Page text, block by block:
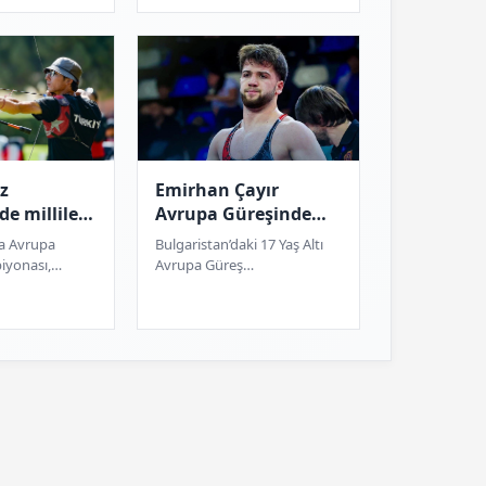
29
kez profesyonel kano ve
yelken ekipman...
milliler
Avrupa
Emirhan Çayır
Avrupa Güreşinde
Şampiyonası'nda
madalya kazandı
Bulgaristan’daki 17 Yaş Altı
Avrupa Güreş
kazanarak final oynama